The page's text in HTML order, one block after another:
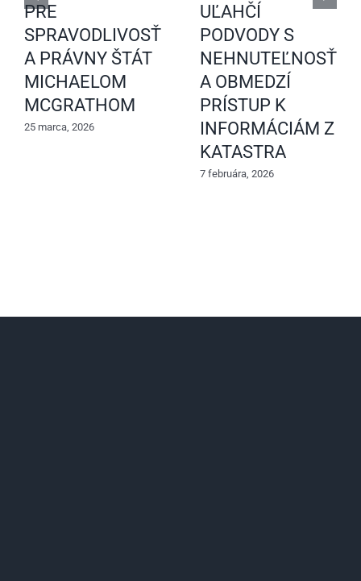
PRE
SPRAVODLIVOSŤ
A PRÁVNY ŠTÁT
MICHAELOM
MCGRATHOM
25 marca, 2026
UĽAHČÍ
PODVODY S
A OBMEDZÍ
PRÍSTUP K
INFORMÁCIÁM Z
KATASTRA
7 februára, 2026